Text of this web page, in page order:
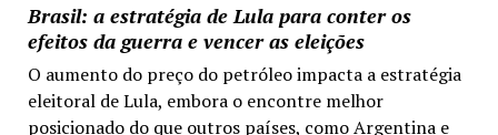
Brasil: a estratégia de Lula para conter os
efeitos da guerra e vencer as eleições
O aumento do preço do petróleo impacta a estratégia
eleitoral de Lula, embora o encontre melhor
posicionado do que outros países, como Argentina e